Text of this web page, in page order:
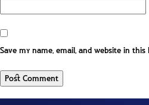
Save my name, email, and website in